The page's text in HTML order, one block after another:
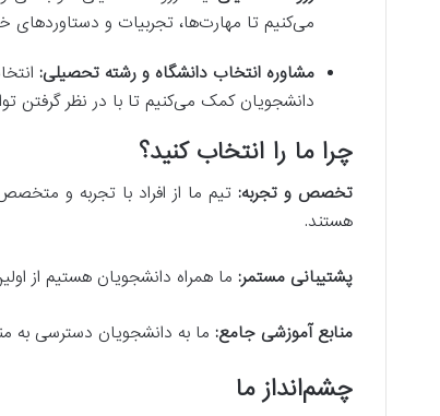
می‌کنیم تا مهارت‌ها، تجربیات و دستاوردهای
مشاوره انتخاب دانشگاه و رشته تحصیلی:
دانشجویان کمک می‌کنیم تا با در نظر گرفتن
چرا ما را انتخاب کنید؟
تخصص و تجربه:تیم ما از افراد با تجربه و
هستند.
پشتیبانی مستمر:ما همراه دانشجویان هستیم از
منابع آموزشی جامع:ما به دانشجویان دسترسی به
چشم‌انداز ما